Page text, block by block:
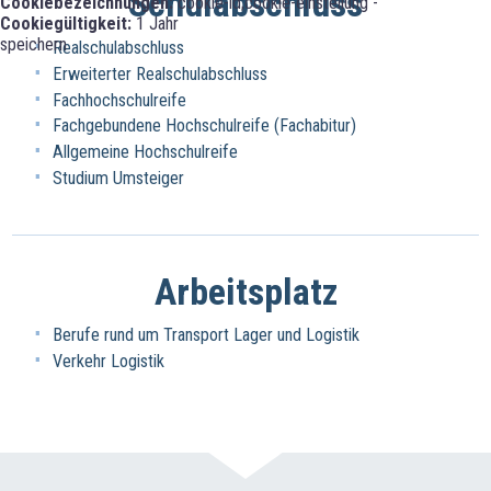
Cookiegültigkeit:1 Jahr
speichernRealschulabschluss
Erweiterter Realschulabschluss
Fachhochschulreife
Fachgebundene Hochschulreife (Fachabitur)
Allgemeine Hochschulreife
Studium Umsteiger
Arbeitsplatz
Berufe rund um Transport Lager und Logistik
Verkehr Logistik